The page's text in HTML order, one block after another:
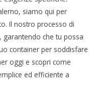
siamo qui per
Il nostro processo di
che tu possa
container per soddisfare
oggi e scopri come
ed efficiente a